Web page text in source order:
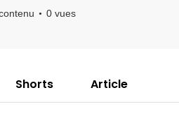
0 vues
Shorts Article